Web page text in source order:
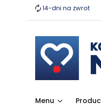
14-dni na zwrot
Menu